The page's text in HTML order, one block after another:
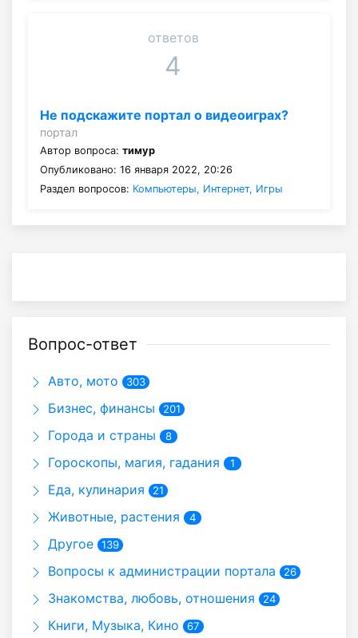
ответов
4
Не подскажите портал о видеоиграх?
портал
Автор вопроса: тимур
Опубликовано: 16 января 2022, 20:26
Раздел вопросов: Компьютеры, Интернет, Игры
Вопрос-ответ
Авто, мото 303
Бизнес, финансы 201
Города и страны 8
Гороскопы, магия, гадания 1
Еда, кулинария 21
Животные, растения 4
Другое 139
Вопросы к администрации портала 26
Знакомства, любовь, отношения 24
Книги, Музыка, Кино 67